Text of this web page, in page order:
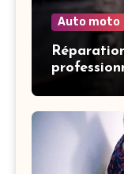
Auto moto